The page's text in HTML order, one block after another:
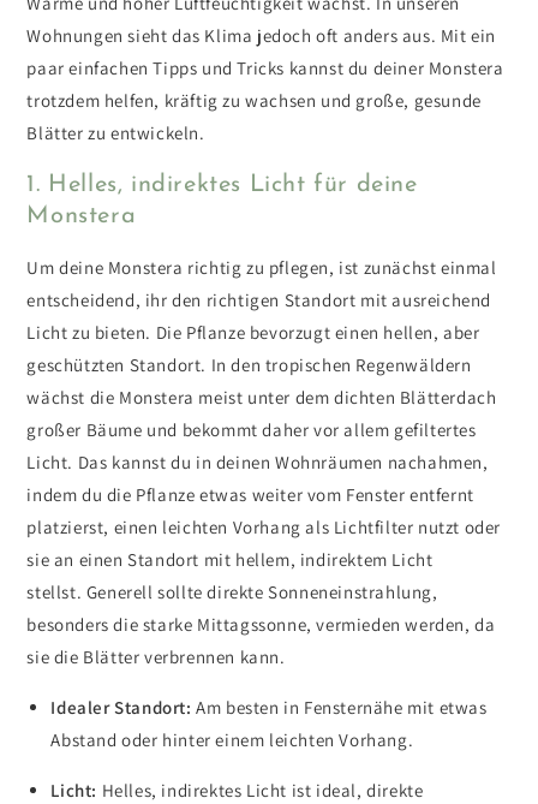
Wohnungen sieht das Klima jedoch oft anders aus. Mit ein
paar einfachen Tipps und Tricks kannst du deiner Monstera
trotzdem helfen, kräftig zu wachsen und große, gesunde
Blätter zu entwickeln.
1. Helles, indirektes Licht für deine
Monstera
Um deine Monstera richtig zu pflegen, ist zunächst einmal
entscheidend, ihr den richtigen Standort mit ausreichend
Licht zu bieten. Die Pflanze bevorzugt einen hellen, aber
geschützten Standort. In den tropischen Regenwäldern
wächst die Monstera meist unter dem dichten Blätterdach
großer Bäume und bekommt daher vor allem gefiltertes
Licht. Das kannst du in deinen Wohnräumen nachahmen,
indem du die Pflanze etwas weiter vom Fenster entfernt
platzierst, einen leichten Vorhang als Lichtfilter nutzt oder
sie an einen Standort mit hellem, indirektem Licht
stellst. Generell sollte direkte Sonneneinstrahlung,
besonders die starke Mittagssonne, vermieden werden, da
sie die Blätter verbrennen kann.
Idealer Standort:Am besten in Fensternähe mit etwas
Abstand oder hinter einem leichten Vorhang.
Licht: Helles, indirektes Licht ist ideal, direkte